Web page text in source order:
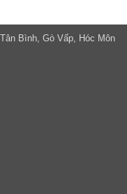
Bình, Gò Vấp, Hóc Môn